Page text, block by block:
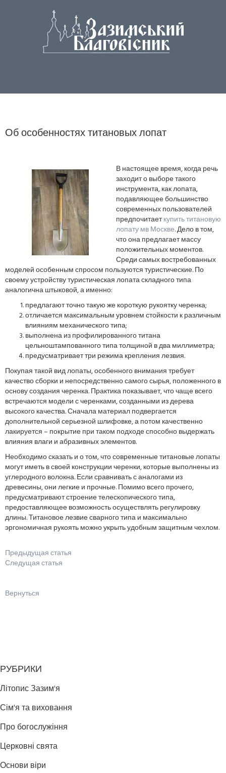
Об особенностях титановых лопат
В настоящее время, когда речь
заходит о выборе такого
инструмента, как лопата,
подавляющее большинство
современных пользователей
предпочитаеткупить титановую
лопату мв Москве. Дело в том,
что она предлагает массу
положительных моментов.
Среди самых востребованных
моделей особенным спросом пользуются туристические. По
своему устройству туристическая лопата складного типа
аналогична штыковой, а именно:
предлагают точно такую же короткую рукоятку черенка;
отличается максимальным уровнем стойкости к различным
влияниям механического типа;
выполнена из профилированного титана
цельноштампованного типа толщиной в два миллиметра;
предусматривает три режима крепления лезвия.
Покупая такой вид лопаты, особенного внимания требует
качество сборки и непосредственно самого сырья, положенного в
основу создания черенка. Практика показывает, что чаще всего
встречаются модели с черенками, созданными из дерева
высокого качества. Сначала материал подвергается
дополнительной серьезной шлифовке, а потом качественно
лакируется – покрытие при таком подходе способно выдержать
влияния влаги и абразивных элементов.
Необходимо сказать и о том, что современные титановые лопаты
могут иметь в своей конструкции черенки, которые выполнены из
углеродного волокна. Если сравнивать с аналогами из
древесины, они легкие и прочные. Помимо всего прочего,
предусматривают строение телескопического типа,
предоставляющее возможность осуществлять регулировку
длины. Титановое лезвие сварного типа и максимально
эргономичная рукоять можно укрыть удобным защитным чехлом.
Предыдущая статья
Следущая статья
Вернуться
РУБРИКИ
Літопис Зазим'я
Сім'я та виховання
Про богослужіння
Церковні свята
Основи віри